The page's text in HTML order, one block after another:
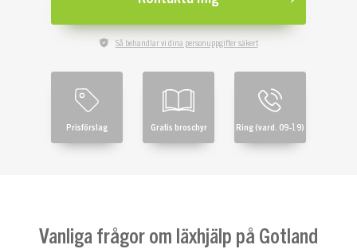
Så behandlar vi dina personuppgifter säkert
Prisförslag Gratis broschyr Ring (vard. 09-19)
Vanliga frågor om läxhjälp på Gotland